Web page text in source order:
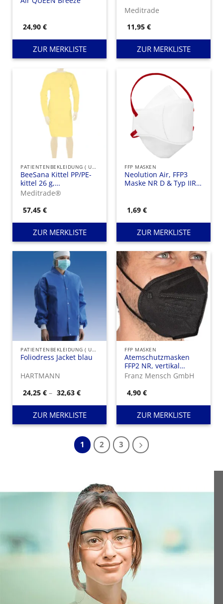
24,90€
ZUR MERKLISTE
Meditrade
11,95€
ZUR MERKLISTE
PATIENTENBEKLEIDUNG ( UNSTERIL )
BeeSana Kittel PP/PE-
kittel 26 g,
Teillaminierter
Personal und Besucher
Meditrade®
57,45€
ZUR MERKLISTE
FFP MASKEN
Neolution Air, FFP3
Maske NR D & Typ IIR ,
1,69€
ZUR MERKLISTE
PATIENTENBEKLEIDUNG ( UNSTERIL )
Foliodress Jacket blau
HARTMANN
24,25€ – 32,63€Preisspanne:
24,25 €
bis
32,63 €
ZUR MERKLISTE
FFP MASKEN
Atemschutzmasken
FFP2 NR, vertikal
faltbar, Ohrschlaufen
Franz Mensch GmbH
4,90€
ZUR MERKLISTE
1 2 3